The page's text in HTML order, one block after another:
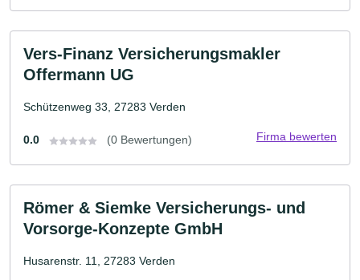
Vers-Finanz Versicherungsmakler
Offermann UG
Schützenweg 33, 27283 Verden
0.0 (0 Bewertungen) Firma bewerten
Römer & Siemke Versicherungs- und
Vorsorge-Konzepte GmbH
Husarenstr. 11, 27283 Verden